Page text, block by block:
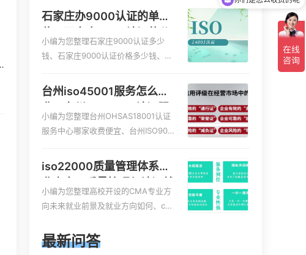
服务资质哪家便宜、安全运维服务资
质认证哪家效率高、信息系统安全集
成服务资质认证的申请书相关iso体系
认证知识，详情可查看下方正文！
石家庄办9000认证的单
司
小编为您整理石家庄9000认证多少
钱、石家庄9000认证价格多少钱、石
00认证价格贵吗、石家庄9000认证费
用大概多钱相关iso体系认证知识，详
情可查看下方正文！
台州iso45001服务怎么收
务怎么收费
小编为您整理台州OHSAS18001认证
服务中心哪家收费便宜、台州ISO900
E认证,台州机械机电CE认证、CE认证
怎么收费、温州科普ISO45001职业健
康安全管理体系认证收费标准是什么
相关iso体系认证知识，详情可查看下
iso22000质量管理体系就
业方向
小编为您整理高校开设的CMA专业方
向未来就业前景及就业方向如何、cm
的就业方向、cpa和cma未来就业方
向、大学生考完cma，就哪些就业方
最新问答
现在有优惠活动吗